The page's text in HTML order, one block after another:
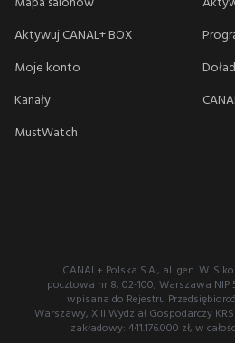
Aktywuj CANAL+ BOX
Moje konto
Kanały
MustWatch
CANAL+ Polska S.A., al. gen. W.
pocztowa nr 8, 02-100, Warszawa NIP
wpisana do Rejestru
Warszawy, XIII Wydział Gospodarczy
zakładowy: 441.176.000 zł, w